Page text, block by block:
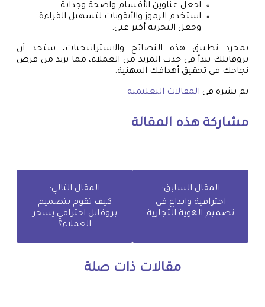
اجعل عناوين الأقسام واضحة وجذابة.
استخدم الرموز والأيقونات لتسهيل القراءة
وجعل التجربة أكثر غنى.
بمجرد تطبيق هذه النصائح والاستراتيجيات، ستجد أن
بروفايلك يبدأ في جذب المزيد من العملاء، مما يزيد من فرص
نجاحك في تحقيق أهدافك المهنية.
تم نشره في المقالات التعليمية
مشاركة هذه المقالة
المقال السابق:
احترافية وابداع في
تصميم الهوية التجارية
المقال التالي:
كيف تقوم بتصميم
بروفايل احترافي يسحر
العملاء؟
مقالات ذات صلة